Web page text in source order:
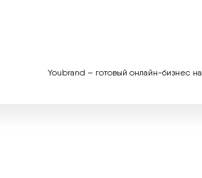
Youbrand – готовый онлайн-бизнес